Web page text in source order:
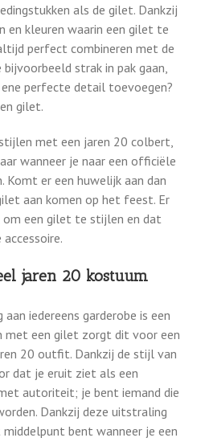
als de gilet. Dankzij
en kleuren waarin een gilet te
perfect combineren met de
strak in pak gaan,
perfecte detail toevoegen?
gilet.
met een jaren 20 colbert,
wanneer je naar een officiële
Komt er een huwelijk aan dan
aan komen op het feest. Er
een gilet te stijlen en dat
jaren 20 kostuum
iedereens garderobe is een
met een gilet zorgt dit voor een
20 outfit. Dankzij de stijl van
dat je eruit ziet als een
autoriteit; je bent iemand die
Dankzij deze uitstraling
bent wanneer je een